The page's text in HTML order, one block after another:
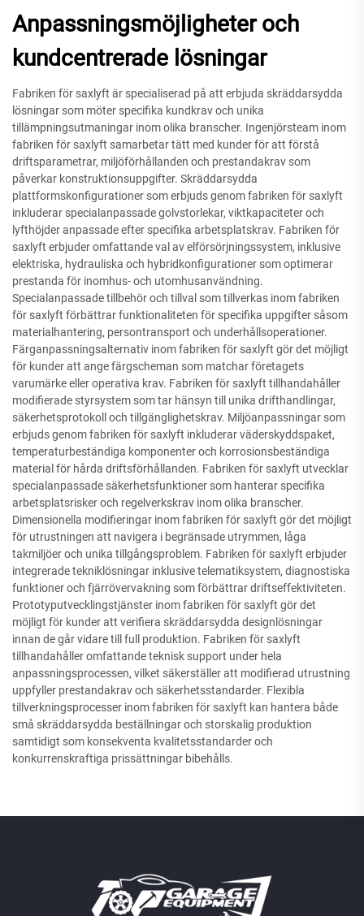
Anpassningsmöjligheter och
kundcentrerade lösningar
Fabriken för saxlyft är specialiserad på att erbjuda skräddarsydda
lösningar som möter specifika kundkrav och unika
tillämpningsutmaningar inom olika branscher. Ingenjörsteam inom
fabriken för saxlyft samarbetar tätt med kunder för att förstå
driftsparametrar, miljöförhållanden och prestandakrav som
påverkar konstruktionsuppgifter. Skräddarsydda
plattformskonfigurationer som erbjuds genom fabriken för saxlyft
inkluderar specialanpassade golvstorlekar, viktkapaciteter och
lyfthöjder anpassade efter specifika arbetsplatskrav. Fabriken för
saxlyft erbjuder omfattande val av elförsörjningssystem, inklusive
elektriska, hydrauliska och hybridkonfigurationer som optimerar
prestanda för inomhus- och utomhusanvändning.
Specialanpassade tillbehör och tillval som tillverkas inom fabriken
för saxlyft förbättrar funktionaliteten för specifika uppgifter såsom
materialhantering, persontransport och underhållsoperationer.
Färganpassningsalternativ inom fabriken för saxlyft gör det möjligt
för kunder att ange färgscheman som matchar företagets
varumärke eller operativa krav. Fabriken för saxlyft tillhandahåller
modifierade styrsystem som tar hänsyn till unika drifthandlingar,
säkerhetsprotokoll och tillgänglighetskrav. Miljöanpassningar som
erbjuds genom fabriken för saxlyft inkluderar väderskyddspaket,
temperaturbeständiga komponenter och korrosionsbeständiga
material för hårda driftsförhållanden. Fabriken för saxlyft utvecklar
specialanpassade säkerhetsfunktioner som hanterar specifika
arbetsplatsrisker och regelverkskrav inom olika branscher.
Dimensionella modifieringar inom fabriken för saxlyft gör det möjligt
för utrustningen att navigera i begränsade utrymmen, låga
takmiljöer och unika tillgångsproblem. Fabriken för saxlyft erbjuder
integrerade tekniklösningar inklusive telematiksystem, diagnostiska
funktioner och fjärrövervakning som förbättrar driftseffektiviteten.
Prototyputvecklingstjänster inom fabriken för saxlyft gör det
möjligt för kunder att verifiera skräddarsydda designlösningar
innan de går vidare till full produktion. Fabriken för saxlyft
tillhandahåller omfattande teknisk support under hela
anpassningsprocessen, vilket säkerställer att modifierad utrustning
uppfyller prestandakrav och säkerhetsstandarder. Flexibla
tillverkningsprocesser inom fabriken för saxlyft kan hantera både
små skräddarsydda beställningar och storskalig produktion
samtidigt som konsekventa kvalitetsstandarder och
konkurrenskraftiga prissättningar bibehålls.